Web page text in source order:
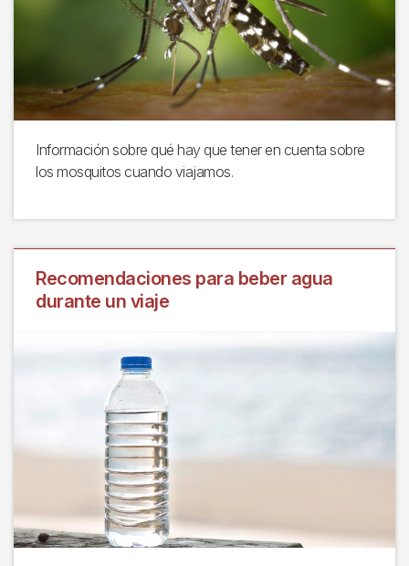
Información sobre qué hay que tener en cuenta sobre
los mosquitos cuando viajamos.
Recomendaciones para beber agua
durante un viaje